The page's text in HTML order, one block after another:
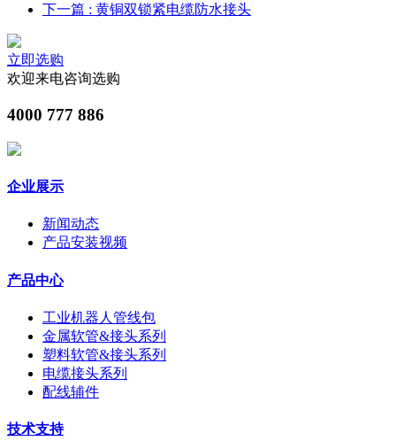
下一篇 : 黄铜双锁紧电缆防水接头
立即选购
欢迎来电咨询选购
4000 777 886
企业展示
新闻动态
产品安装视频
产品中心
工业机器人管线包
金属软管&接头系列
塑料软管&接头系列
电缆接头系列
配线辅件
技术支持